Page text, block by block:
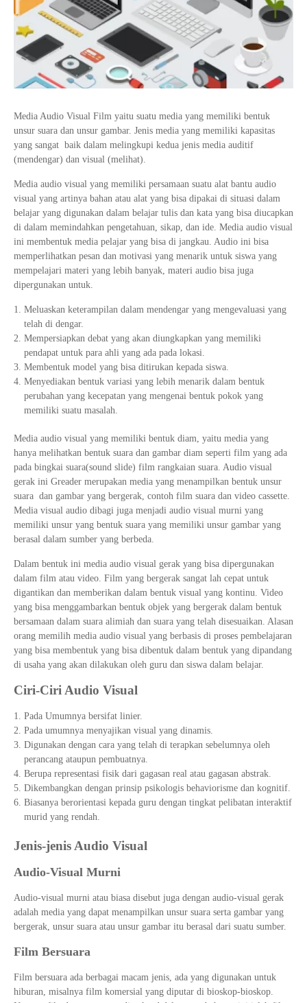
Materi Komputer dan Jaringan Dasar
Materi Pemograman Dasar
Sistem Komputer
Desain Media Interaktif
Tata Busana
Bisnis Daring dan Pemasaran
Media Audio Visual Film yaitu suatu media yang memiliki bentuk
unsur suara dan unsur gambar. Jenis media yang memiliki kapasitas
yang sangat baik dalam melingkupi kedua jenis media auditif
(mendengar) dan visual (melihat).
Media audio visual yang memiliki persamaan suatu alat bantu audio
visual yang artinya bahan atau alat yang bisa dipakai di situasi dalam
belajar yang digunakan dalam belajar tulis dan kata yang bisa diucapkan
di dalam memindahkan pengetahuan, sikap, dan ide. Media audio visual
ini membentuk media pelajar yang bisa di jangkau. Audio ini bisa
memperlihatkan pesan dan motivasi yang menarik untuk siswa yang
mempelajari materi yang lebih banyak, materi audio bisa juga
dipergunakan untuk.
Meluaskan keterampilan dalam mendengar yang mengevaluasi yang
telah di dengar.
Mempersiapkan debat yang akan diungkapkan yang memiliki
pendapat untuk para ahli yang ada pada lokasi.
Membentuk model yang bisa ditirukan kepada siswa.
Menyediakan bentuk variasi yang lebih menarik dalam bentuk
perubahan yang kecepatan yang mengenai bentuk pokok yang
memiliki suatu masalah.
Media audio visual yang memiliki bentuk diam, yaitu media yang
hanya melihatkan bentuk suara dan gambar diam seperti film yang ada
pada bingkai suara(sound slide) film rangkaian suara. Audio visual
gerak ini Greader merupakan media yang menampilkan bentuk unsur
suara dan gambar yang bergerak, contoh film suara dan video cassette.
Media visual audio dibagi juga menjadi audio visual murni yang
memiliki unsur yang bentuk suara yang memiliki unsur gambar yang
berasal dalam sumber yang berbeda.
Dalam bentuk ini media audio visual gerak yang bisa dipergunakan
dalam film atau video. Film yang bergerak sangat lah cepat untuk
digantikan dan memberikan dalam bentuk visual yang kontinu. Video
yang bisa menggambarkan bentuk objek yang bergerak dalam bentuk
bersamaan dalam suara alimiah dan suara yang telah disesuaikan. Alasan
orang memilih media audio visual yang berbasis di proses pembelajaran
yang bisa membentuk yang bisa dibentuk dalam bentuk yang dipandang
di usaha yang akan dilakukan oleh guru dan siswa dalam belajar.
Ciri-Ciri Audio Visual
Pada Umumnya bersifat linier.
Pada umumnya menyajikan visual yang dinamis.
Digunakan dengan cara yang telah di terapkan sebelumnya oleh
perancang ataupun pembuatnya.
Berupa representasi fisik dari gagasan real atau gagasan abstrak.
Dikembangkan dengan prinsip psikologis behaviorisme dan kognitif.
Biasanya berorientasi kepada guru dengan tingkat pelibatan interaktif
murid yang rendah.
Jenis-jenis Audio Visual
Audio-Visual Murni
Audio-visual murni atau biasa disebut juga dengan audio-visual gerak
adalah media yang dapat menampilkan unsur suara serta gambar yang
bergerak, unsur suara atau unsur gambar itu berasal dari suatu sumber.
Film Bersuara
Film bersuara ada berbagai macam jenis, ada yang digunakan untuk
hiburan, misalnya film komersial yang diputar di bioskop-bioskop.